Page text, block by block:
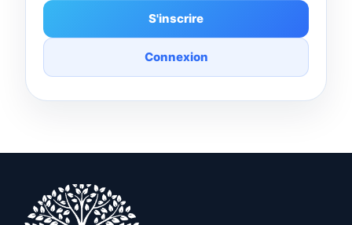
S'inscrire
Connexion